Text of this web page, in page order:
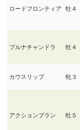
ロードフロンティア 牡４
プルナチャンドラ 牡４
カウスリップ 牝３
アクションプラン 牡５